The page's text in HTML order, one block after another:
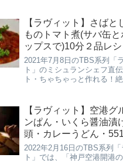
します。世界最薄クラスと
めるキャリーケースや衣類
【ラヴィット】さばと
ものトマト煮(サバ缶
ップスで)10分２品レ
リアン編｜ラビット！
2021年7月8日のTBS系列「
ト」のミシュランシェフ直
ト・ちゃちゃっと作れる！
ンシェフが【さばとジャガ
ト煮】の作り方を教えてく...
【ラヴィット】空港グ
ンぱん・いくら醤油漬
頭・カレーうどん・
マイ・冷や汁など)を水
ーがオススメを紹介！
2022年2月16日のTBS系列「
ト」では、「神戸空港開港